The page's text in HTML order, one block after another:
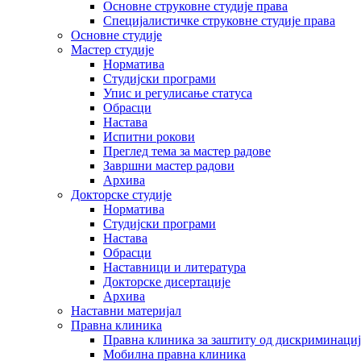
Основне струковне студије права
Специјалистичке струковне студије права
Основне студије
Мастер студије
Норматива
Студијски програми
Упис и регулисање статуса
Обрасци
Настава
Испитни рокови
Преглед тема за мастер радове
Завршни мастер радови
Архива
Докторске студије
Норматива
Студијски програми
Настава
Обрасци
Наставници и литература
Докторске дисертације
Архива
Наставни материјал
Правна клиника
Правна клиника за заштиту од
Мобилна правна клиника